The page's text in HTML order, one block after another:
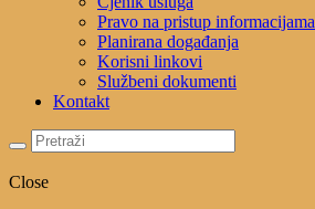
Pravo na pristup informacijama
Planirana događanja
Korisni linkovi
Službeni dokumenti
Kontakt
Close